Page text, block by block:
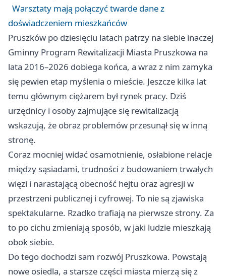
Warsztaty mają połączyć twarde dane z
doświadczeniem mieszkańców
Pruszków po dziesięciu latach patrzy na siebie inaczej
Gminny Program Rewitalizacji Miasta Pruszkowa na
lata 2016–2026 dobiega końca, a wraz z nim zamyka
się pewien etap myślenia o mieście. Jeszcze kilka lat
temu głównym ciężarem był rynek pracy. Dziś
urzędnicy i osoby zajmujące się rewitalizacją
wskazują, że obraz problemów przesunął się w inną
stronę.
Coraz mocniej widać osamotnienie, osłabione relacje
między sąsiadami, trudności z budowaniem trwałych
więzi i narastającą obecność hejtu oraz agresji w
przestrzeni publicznej i cyfrowej. To nie są zjawiska
spektakularne. Rzadko trafiają na pierwsze strony. Za
to po cichu zmieniają sposób, w jaki ludzie mieszkają
obok siebie.
Do tego dochodzi sam rozwój Pruszkowa. Powstają
nowe osiedla, a starsze części miasta mierzą się z